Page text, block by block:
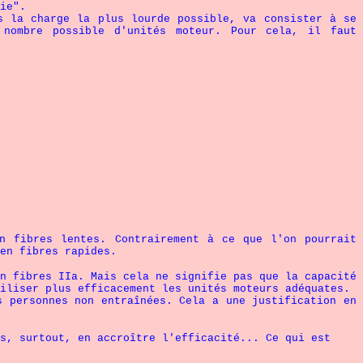
charge la plus lourde possible, va consister à se
possible d'unités moteur. Pour cela, il faut
fibres lentes. Contrairement à ce que l'on pourrait
fibres rapides.
fibres IIa. Mais cela ne signifie pas que la capacité
plus efficacement les unités moteurs adéquates.
non entraînées. Cela a une justification en
surtout, en accroître l'efficacité... Ce qui est